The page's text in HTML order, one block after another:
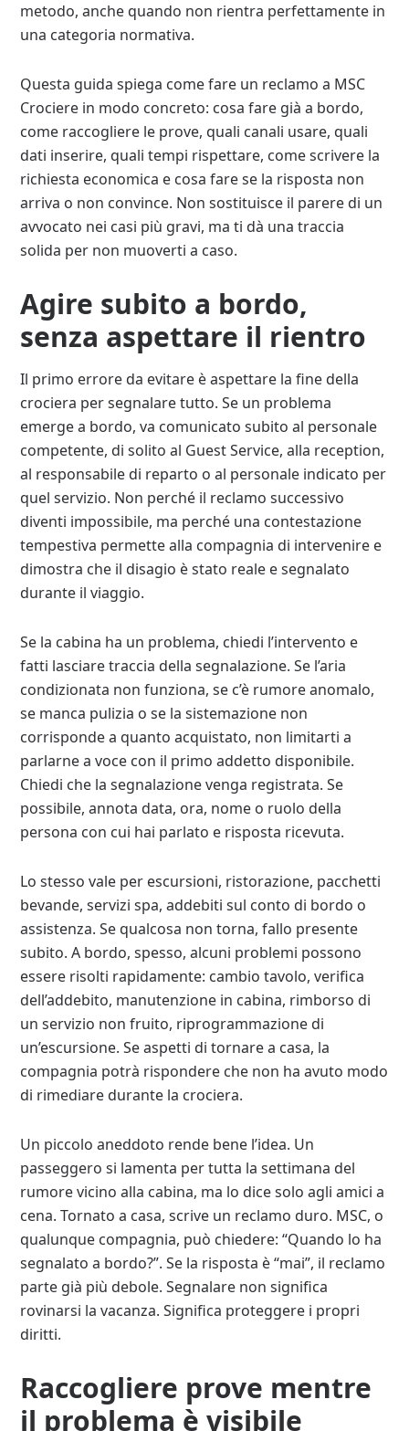
metodo, anche quando non rientra perfettamente in
una categoria normativa.
Questa guida spiega come fare un reclamo a MSC
Crociere in modo concreto: cosa fare già a bordo,
come raccogliere le prove, quali canali usare, quali
dati inserire, quali tempi rispettare, come scrivere la
richiesta economica e cosa fare se la risposta non
arriva o non convince. Non sostituisce il parere di un
avvocato nei casi più gravi, ma ti dà una traccia
solida per non muoverti a caso.
Agire subito a bordo,
senza aspettare il rientro
Il primo errore da evitare è aspettare la fine della
crociera per segnalare tutto. Se un problema
emerge a bordo, va comunicato subito al personale
competente, di solito al Guest Service, alla reception,
al responsabile di reparto o al personale indicato per
quel servizio. Non perché il reclamo successivo
diventi impossibile, ma perché una contestazione
tempestiva permette alla compagnia di intervenire e
dimostra che il disagio è stato reale e segnalato
durante il viaggio.
Se la cabina ha un problema, chiedi l’intervento e
fatti lasciare traccia della segnalazione. Se l’aria
condizionata non funziona, se c’è rumore anomalo,
se manca pulizia o se la sistemazione non
corrisponde a quanto acquistato, non limitarti a
parlarne a voce con il primo addetto disponibile.
Chiedi che la segnalazione venga registrata. Se
possibile, annota data, ora, nome o ruolo della
persona con cui hai parlato e risposta ricevuta.
Lo stesso vale per escursioni, ristorazione, pacchetti
bevande, servizi spa, addebiti sul conto di bordo o
assistenza. Se qualcosa non torna, fallo presente
subito. A bordo, spesso, alcuni problemi possono
essere risolti rapidamente: cambio tavolo, verifica
dell’addebito, manutenzione in cabina, rimborso di
un servizio non fruito, riprogrammazione di
un’escursione. Se aspetti di tornare a casa, la
compagnia potrà rispondere che non ha avuto modo
di rimediare durante la crociera.
Un piccolo aneddoto rende bene l’idea. Un
passeggero si lamenta per tutta la settimana del
rumore vicino alla cabina, ma lo dice solo agli amici a
cena. Tornato a casa, scrive un reclamo duro. MSC, o
qualunque compagnia, può chiedere: “Quando lo ha
segnalato a bordo?”. Se la risposta è “mai”, il reclamo
parte già più debole. Segnalare non significa
rovinarsi la vacanza. Significa proteggere i propri
diritti.
Raccogliere prove mentre
il problema è visibile